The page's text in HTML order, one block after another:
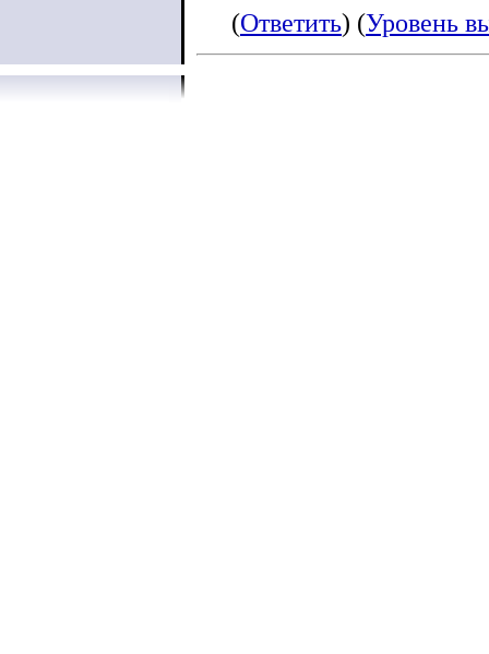
(Ответить) (Уровень